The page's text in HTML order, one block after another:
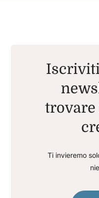
Ti invieremo